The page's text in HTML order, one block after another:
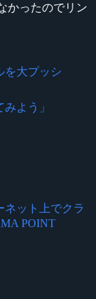
かったのでリン
を大プッシ
よう」
ネット上でクラ
POINT